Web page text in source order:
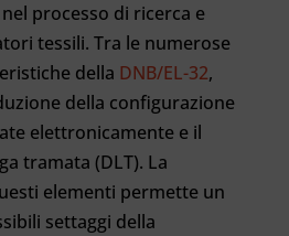
processo di ricerca e
tessili. Tra le numerose
della DNB/EL-32,
della configurazione
elettronicamente e il
tramata (DLT). La
elementi permette un
settaggi della